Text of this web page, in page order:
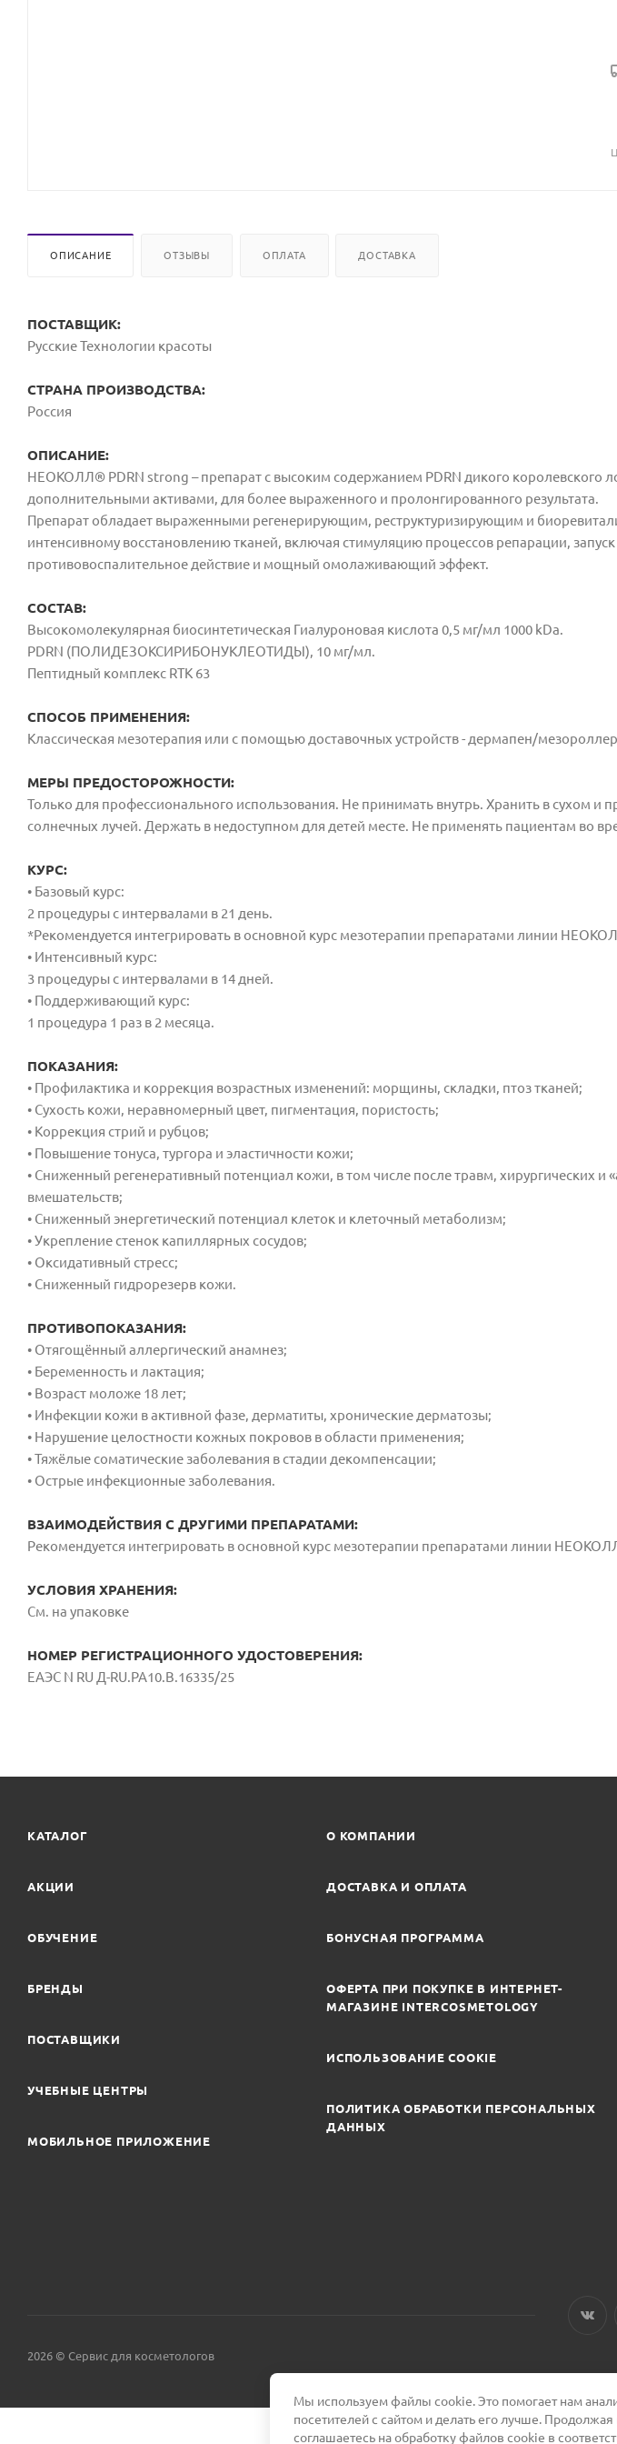
ОПИСАНИЕ ОТЗЫВЫ ОПЛАТА ДОСТАВКА
ПОСТАВЩИК:
Русские Технологии красоты
СТРАНА ПРОИЗВОДСТВА:
Россия
ОПИСАНИЕ:
НЕОКОЛЛ® PDRN strong – препарат с высоким содержанием PDRN дикого королевского
дополнительными активами, для более выраженного и пролонгированного результата.
Препарат обладает выраженными регенерирующим, реструктуризирующим и
интенсивному восстановлению тканей, включая стимуляцию процессов репарации,
противовоспалительное действие и мощный омолаживающий эффект.
СОСТАВ:
Высокомолекулярная биосинтетическая Гиалуроновая кислота 0,5 мг/мл 1000 kDa.
PDRN (ПОЛИДЕЗОКСИРИБОНУКЛЕОТИДЫ), 10 мг/мл.
Пептидный комплекс RTK 63
СПОСОБ ПРИМЕНЕНИЯ:
Классическая мезотерапия или с помощью доставочных устройств - дермапен/
МЕРЫ ПРЕДОСТОРОЖНОСТИ:
Только для профессионального использования. Не принимать внутрь. Хранить в сухом
солнечных лучей. Держать в недоступном для детей месте. Не применять пациентам во
КУРС:
• Базовый курс:
2 процедуры с интервалами в 21 день.
*Рекомендуется интегрировать в основной курс мезотерапии препаратами линии
• Интенсивный курс:
3 процедуры с интервалами в 14 дней.
• Поддерживающий курс:
1 процедура 1 раз в 2 месяца.
ПОКАЗАНИЯ:
• Профилактика и коррекция возрастных изменений: морщины, складки, птоз тканей;
• Сухость кожи, неравномерный цвет, пигментация, пористость;
• Коррекция стрий и рубцов;
• Повышение тонуса, тургора и эластичности кожи;
• Сниженный регенеративный потенциал кожи, в том числе после травм, хирургических и
вмешательств;
• Сниженный энергетический потенциал клеток и клеточный метаболизм;
• Укрепление стенок капиллярных сосудов;
• Оксидативный стресс;
• Сниженный гидрорезерв кожи.
ПРОТИВОПОКАЗАНИЯ:
• Отягощённый аллергический анамнез;
• Беременность и лактация;
• Возраст моложе 18 лет;
• Инфекции кожи в активной фазе, дерматиты, хронические дерматозы;
• Нарушение целостности кожных покровов в области применения;
• Тяжёлые соматические заболевания в стадии декомпенсации;
• Острые инфекционные заболевания.
ВЗАИМОДЕЙСТВИЯ С ДРУГИМИ ПРЕПАРАТАМИ:
Рекомендуется интегрировать в основной курс мезотерапии препаратами линии
УСЛОВИЯ ХРАНЕНИЯ:
См. на упаковке
НОМЕР РЕГИСТРАЦИОННОГО УДОСТОВЕРЕНИЯ:
ЕАЭС N RU Д-RU.РА10.В.16335/25
КАТАЛОГ
АКЦИИ
ОБУЧЕНИЕ
БРЕНДЫ
ПОСТАВЩИКИ
УЧЕБНЫЕ ЦЕНТРЫ
МОБИЛЬНОЕ ПРИЛОЖЕНИЕ
О КОМПАНИИ
ДОСТАВКА И ОПЛАТА
БОНУСНАЯ ПРОГРАММА
ОФЕРТА ПРИ ПОКУПКЕ В ИНТЕРНЕТ-
МАГАЗИНЕ INTERCOSMETOLOGY
ИСПОЛЬЗОВАНИЕ COOKIE
ПОЛИТИКА ОБРАБОТКИ ПЕРСОНАЛЬНЫХ
ДАННЫХ
2026 © Сервис для косметологов
Мы используем файлы cookie. Это помогает нам
посетителей с сайтом и делать его лучше.
соглашаетесь на обработку файлов cookie в